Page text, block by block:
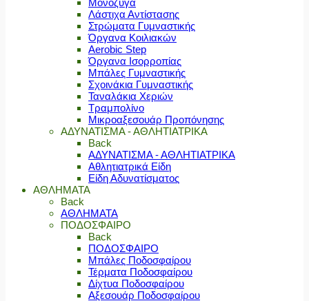
Λάστιχα Αντίστασης
Στρώματα Γυμναστικής
Όργανα Κοιλιακών
Aerobic Step
Όργανα Ισορροπίας
Μπάλες Γυμναστικής
Σχοινάκια Γυμναστικής
Ταναλάκια Χεριών
Τραμπολίνο
Μικροαξεσουάρ Προπόνησης
ΑΔΥΝΑΤΙΣΜΑ - ΑΘΛΗΤΙΑΤΡΙΚΑ
Back
ΑΔΥΝΑΤΙΣΜΑ - ΑΘΛΗΤΙΑΤΡΙΚΑ
Αθλητιατρικά Είδη
Είδη Αδυνατίσματος
ΑΘΛΗΜΑΤΑ
Back
ΑΘΛΗΜΑΤΑ
ΠΟΔΟΣΦΑΙΡΟ
Back
ΠΟΔΟΣΦΑΙΡΟ
Μπάλες Ποδοσφαίρου
Τέρματα Ποδοσφαίρου
Δίχτυα Ποδοσφαίρου
Αξεσουάρ Ποδοσφαίρου